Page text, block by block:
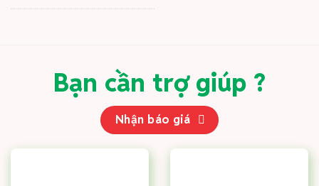
Bạn cần trợ giúp ?
Nhận báo giá